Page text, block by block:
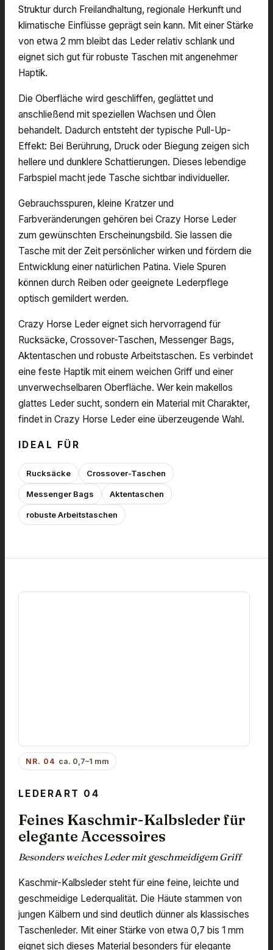
Struktur durch Freilandhaltung, regionale Herkunft und
klimatische Einflüsse geprägt sein kann. Mit einer Stärke
von etwa 2 mm bleibt das Leder relativ schlank und
eignet sich gut für robuste Taschen mit angenehmer
Haptik.
Die Oberfläche wird geschliffen, geglättet und
anschließend mit speziellen Wachsen und Ölen
behandelt. Dadurch entsteht der typische Pull-Up-
Effekt: Bei Berührung, Druck oder Biegung zeigen sich
hellere und dunklere Schattierungen. Dieses lebendige
Farbspiel macht jede Tasche sichtbar individueller.
Gebrauchsspuren, kleine Kratzer und
Farbveränderungen gehören bei Crazy Horse Leder
zum gewünschten Erscheinungsbild. Sie lassen die
Tasche mit der Zeit persönlicher wirken und fördern die
Entwicklung einer natürlichen Patina. Viele Spuren
können durch Reiben oder geeignete Lederpflege
optisch gemildert werden.
Crazy Horse Leder eignet sich hervorragend für
Rucksäcke, Crossover-Taschen, Messenger Bags,
Aktentaschen und robuste Arbeitstaschen. Es verbindet
eine feste Haptik mit einem weichen Griff und einer
unverwechselbaren Oberfläche. Wer kein makellos
glattes Leder sucht, sondern ein Material mit Charakter,
findet in Crazy Horse Leder eine überzeugende Wahl.
IDEAL FÜR
Rucksäcke Crossover-Taschen
Messenger Bags Aktentaschen
robuste Arbeitstaschen
NR. 04 ca. 0,7–1 mm
LEDERART 04
Feines Kaschmir-Kalbsleder für
elegante Accessoires
Besonders weiches Leder mit geschmeidigem Griff
Kaschmir-Kalbsleder steht für eine feine, leichte und
geschmeidige Lederqualität. Die Häute stammen von
jungen Kälbern und sind deutlich dünner als klassisches
Taschenleder. Mit einer Stärke von etwa 0,7 bis 1 mm
eignet sich dieses Material besonders für elegante